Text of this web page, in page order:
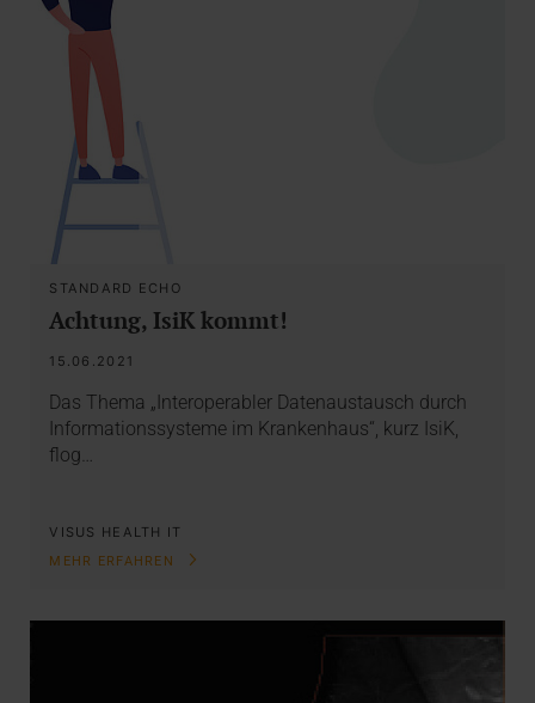
STANDARD ECHO
Achtung, IsiK kommt!
15.06.2021
Das Thema „Interoperabler Datenaustausch durch
Informationssysteme im Krankenhaus“, kurz IsiK,
flog…
VISUS HEALTH IT
MEHR ERFAHREN